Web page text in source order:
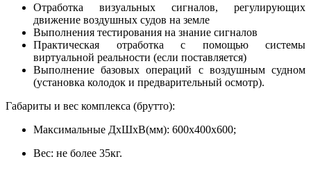
Отработка визуальных сигналов, регулирующих
движение воздушных судов на земле
Выполнения тестирования на знание сигналов
Практическая отработка с помощью системы
виртуальной реальности (если поставляется)
Выполнение базовых операций с воздушным судном
(установка колодок и предварительный осмотр).
Габариты и вес комплекса (брутто):
Максимальные ДхШхВ(мм): 600x400x600;
Вес: не более 35кг.